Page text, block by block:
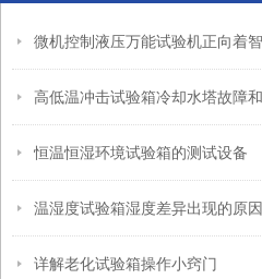
恒温恒湿环境试验箱的测试设备
温湿度试验箱湿度差异出现的原因
详解老化试验箱操作小窍门